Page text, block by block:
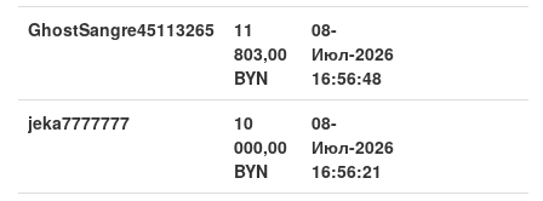
GhostSangre45113265
11
803,00
BYN
08-
Июл-2026
16:56:48
jeka7777777
10
000,00
BYN
08-
Июл-2026
16:56:21